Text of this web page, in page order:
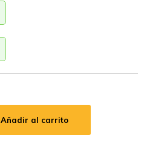
Añadir al carrito